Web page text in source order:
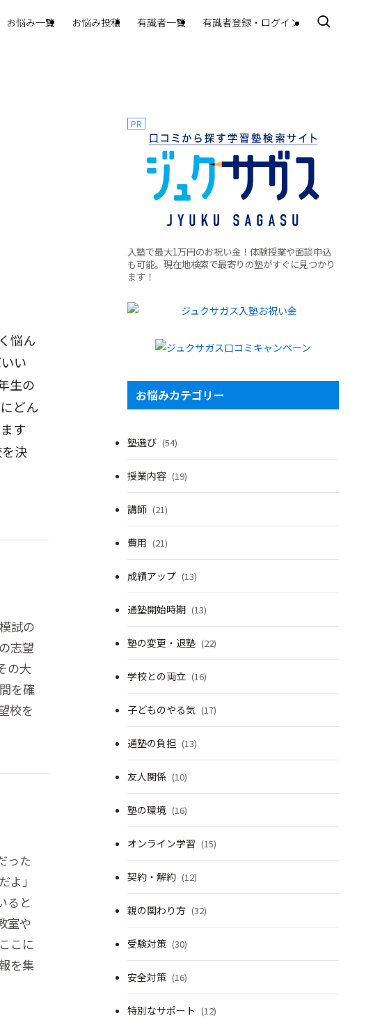
お悩み一覧 お悩み投稿 有識者一覧 有識者登録・ログイン
悩ん
い
生の
どん
す
決
試の
志望
の大
を確
校を
った
」
ると
室や
こに
を集
PR
入塾で最大1万円のお祝い金！体験授業や面談申込
も可能。現在地検索で最寄りの塾がすぐに見つかり
ます！
お悩みカテゴリー
塾選び (54)
授業内容 (19)
講師 (21)
費用 (21)
成績アップ (13)
通塾開始時期 (13)
塾の変更・退塾 (22)
学校との両立 (16)
子どものやる気 (17)
通塾の負担 (13)
友人関係 (10)
塾の環境 (16)
オンライン学習 (15)
契約・解約 (12)
親の関わり方 (32)
受験対策 (30)
安全対策 (16)
特別なサポート (12)